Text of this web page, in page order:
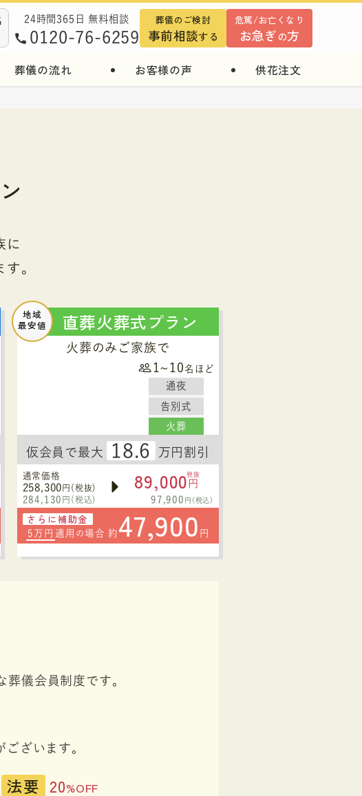
葬儀の流れ お客様の声 供花注文
24時間365日 無料相談
0120-76-6259
葬儀のご検討
事前相談する
危篤/お亡くなり
お急ぎの方
に
。
地域
最安値
直葬火葬式プラン
火葬のみご家族で
1~10 名ほど
通夜
告別式
火葬
仮会員で最大 18.6 万円割引
通常価格
258,300 円(税抜)
284,130 円(税込)
89,000税抜
円
97,900 円(税込)
さらに補助金
5万円 適用 の 場合 約 47,900 円
葬儀会員制度です。
ございます。
法要 20%OFF